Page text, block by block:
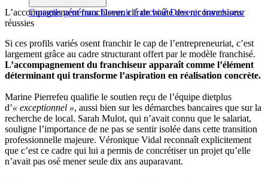
Conseils généraux Devenir franchisé Devenir franchiseur
L’accompagnement franchiseur, clé de voûte des reconversions
réussies
Si ces profils variés osent franchir le cap de l’entrepreneuriat, c’est
largement grâce au cadre structurant offert par le modèle franchisé.
L’accompagnement du franchiseur apparaît comme l’élément
déterminant qui transforme l’aspiration en réalisation concrète.
Marine Pierrefeu qualifie le soutien reçu de l’équipe dietplus
d’« exceptionnel », aussi bien sur les démarches bancaires que sur la
recherche de local. Sarah Mulot, qui n’avait connu que le salariat,
souligne l’importance de ne pas se sentir isolée dans cette transition
professionnelle majeure. Véronique Vidal reconnaît explicitement
que c’est ce cadre qui lui a permis de concrétiser un projet qu’elle
n’avait pas osé mener seule dix ans auparavant.